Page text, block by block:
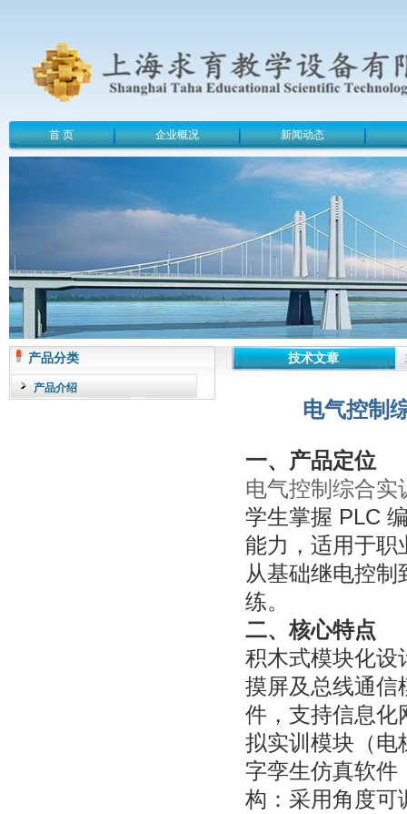
首 页 企业概况 新闻动态
产品分类
产品介绍
技术文章
电气控制
一、产品定位
电气控制综合实
学生掌握 PLC
能力，适用于职
从基础继电控
练。
二、核心特点
积木式模块化设
摸屏及总线通信
件，支持信息化
拟实训模块（电
字孪生仿真软件
构：采用角度可